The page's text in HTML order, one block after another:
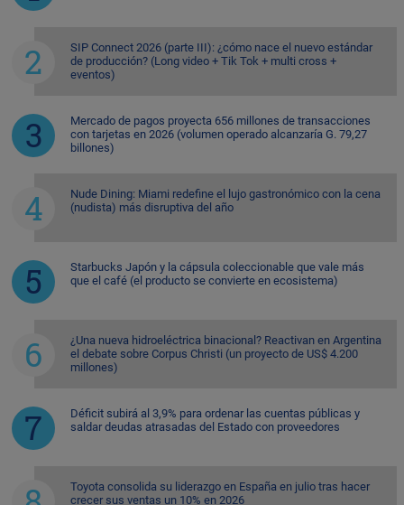
SIP Connect 2026 (parte III): ¿cómo nace el nuevo estándar
de producción? (Long video + Tik Tok + multi cross +
eventos)
Mercado de pagos proyecta 656 millones de transacciones
con tarjetas en 2026 (volumen operado alcanzaría G. 79,27
billones)
Nude Dining: Miami redefine el lujo gastronómico con la cena
(nudista) más disruptiva del año
Starbucks Japón y la cápsula coleccionable que vale más
que el café (el producto se convierte en ecosistema)
¿Una nueva hidroeléctrica binacional? Reactivan en Argentina
el debate sobre Corpus Christi (un proyecto de US$ 4.200
millones)
Déficit subirá al 3,9% para ordenar las cuentas públicas y
saldar deudas atrasadas del Estado con proveedores
Toyota consolida su liderazgo en España en julio tras hacer
crecer sus ventas un 10% en 2026